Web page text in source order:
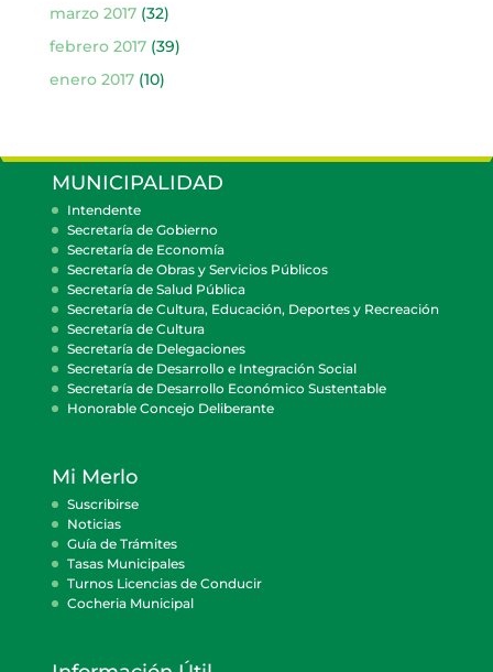
marzo 2017(32)
febrero 2017(39)
enero 2017(10)
MUNICIPALIDAD
Intendente
Secretaría de Gobierno
Secretaría de Economía
Secretaría de Obras y Servicios Públicos
Secretaría de Salud Pública
Secretaría de Cultura, Educación, Deportes y Recreación
Secretaría de Cultura
Secretaría de Delegaciones
Secretaría de Desarrollo e Integración Social
Secretaría de Desarrollo Económico Sustentable
Honorable Concejo Deliberante
Mi Merlo
Suscribirse
Noticias
Guía de Trámites
Tasas Municipales
Turnos Licencias de Conducir
Cocheria Municipal